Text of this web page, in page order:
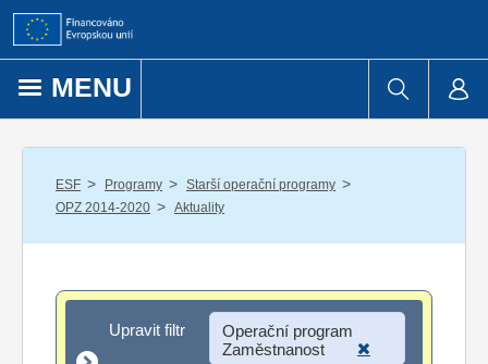
Přejít k obsahu
MENU
ESF / Programy / Starší operační programy /
OPZ 2014-2020 / Aktuality
Upravit filtr
Upravit filtr
Operační program
Zaměstnanost